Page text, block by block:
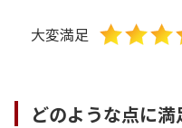
大変満足
どのような点に